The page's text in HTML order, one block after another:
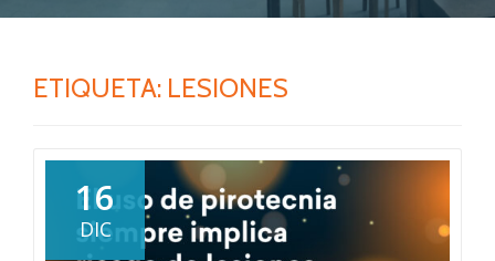
ETIQUETA: LESIONES
16
DIC